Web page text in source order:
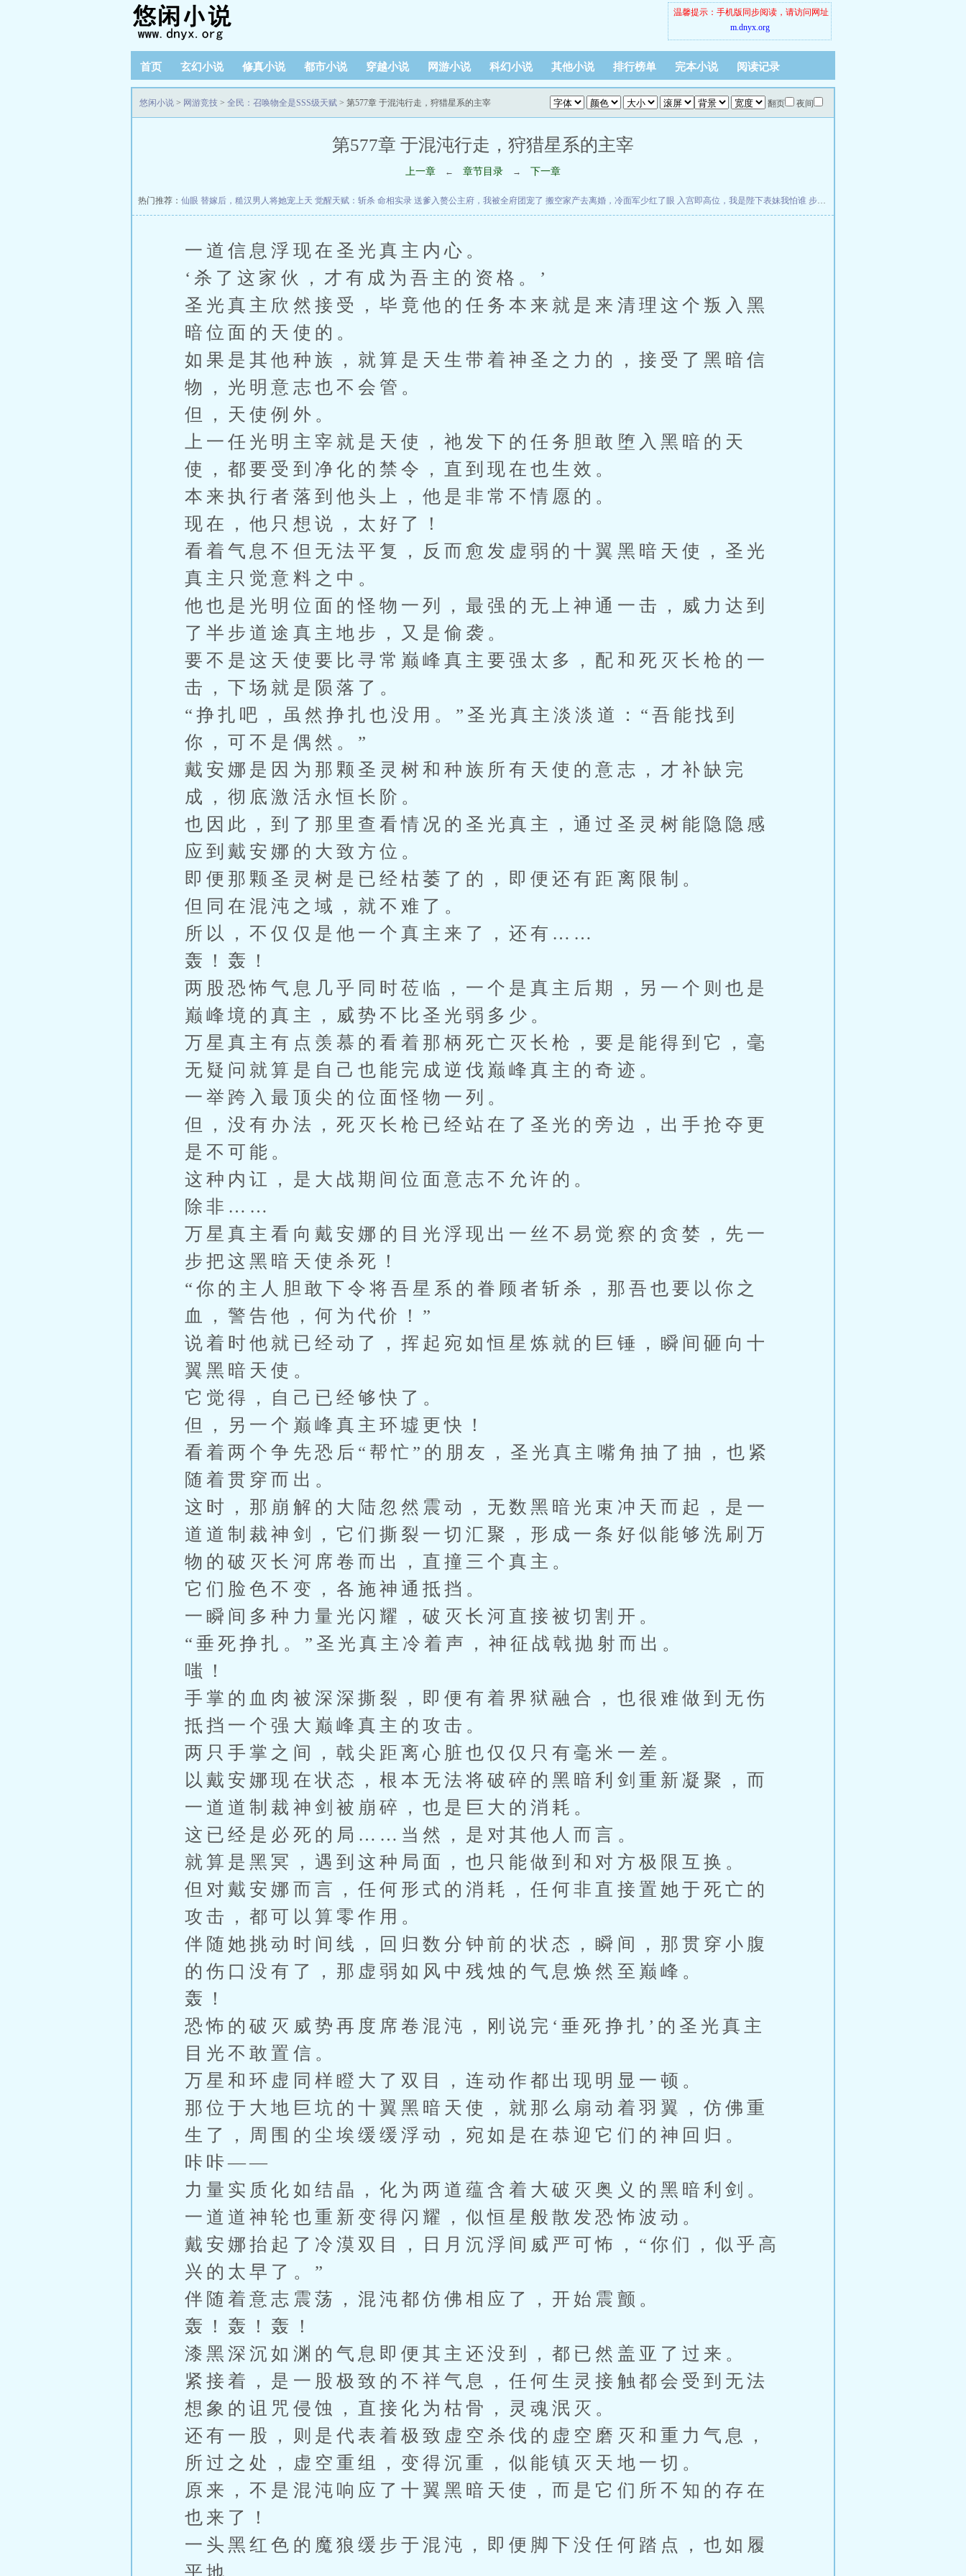
温馨提示：手机版同步阅读，请访问网址
m.dnyx.org
首页 玄幻小说 修真小说 都市小说 穿越小说 网游小说 科幻小说 其他小说 排行榜单 完本小说 阅读记录
翻页 夜间
悠闲小说 > 网游竞技 > 全民：召唤物全是SSS级天赋 > 第577章 于混沌行走，狩猎星系的主宰
第577章 于混沌行走，狩猎星系的主宰
上一章 ← 章节目录 → 下一章
热门推荐： 仙眼 替嫁后，糙汉男人将她宠上天 觉醒天赋：斩杀 命相实录 送爹入赘公主府，我被全府团宠了 搬空家产去离婚，冷面军少红了眼 入宫即高位，我是陛下表妹我怕谁 步战骑士劳伦斯的赎罪之旅
一道信息浮现在圣光真主内心。
‘杀了这家伙，才有成为吾主的资格。’
圣光真主欣然接受，毕竟他的任务本来就是来清理这个叛入黑
暗位面的天使的。
如果是其他种族，就算是天生带着神圣之力的，接受了黑暗信
物，光明意志也不会管。
但，天使例外。
上一任光明主宰就是天使，祂发下的任务胆敢堕入黑暗的天
使，都要受到净化的禁令，直到现在也生效。
本来执行者落到他头上，他是非常不情愿的。
现在，他只想说，太好了！
看着气息不但无法平复，反而愈发虚弱的十翼黑暗天使，圣光
真主只觉意料之中。
他也是光明位面的怪物一列，最强的无上神通一击，威力达到
了半步道途真主地步，又是偷袭。
要不是这天使要比寻常巅峰真主要强太多，配和死灭长枪的一
击，下场就是陨落了。
“挣扎吧，虽然挣扎也没用。”圣光真主淡淡道：“吾能找到
你，可不是偶然。”
戴安娜是因为那颗圣灵树和种族所有天使的意志，才补缺完
成，彻底激活永恒长阶。
也因此，到了那里查看情况的圣光真主，通过圣灵树能隐隐感
应到戴安娜的大致方位。
即便那颗圣灵树是已经枯萎了的，即便还有距离限制。
但同在混沌之域，就不难了。
所以，不仅仅是他一个真主来了，还有……
轰！轰！
两股恐怖气息几乎同时莅临，一个是真主后期，另一个则也是
巅峰境的真主，威势不比圣光弱多少。
万星真主有点羡慕的看着那柄死亡灭长枪，要是能得到它，毫
无疑问就算是自己也能完成逆伐巅峰真主的奇迹。
一举跨入最顶尖的位面怪物一列。
但，没有办法，死灭长枪已经站在了圣光的旁边，出手抢夺更
是不可能。
这种内讧，是大战期间位面意志不允许的。
除非……
万星真主看向戴安娜的目光浮现出一丝不易觉察的贪婪，先一
步把这黑暗天使杀死！
“你的主人胆敢下令将吾星系的眷顾者斩杀，那吾也要以你之
血，警告他，何为代价！”
说着时他就已经动了，挥起宛如恒星炼就的巨锤，瞬间砸向十
翼黑暗天使。
它觉得，自己已经够快了。
但，另一个巅峰真主环墟更快！
看着两个争先恐后“帮忙”的朋友，圣光真主嘴角抽了抽，也紧
随着贯穿而出。
这时，那崩解的大陆忽然震动，无数黑暗光束冲天而起，是一
道道制裁神剑，它们撕裂一切汇聚，形成一条好似能够洗刷万
物的破灭长河席卷而出，直撞三个真主。
它们脸色不变，各施神通抵挡。
一瞬间多种力量光闪耀，破灭长河直接被切割开。
“垂死挣扎。”圣光真主冷着声，神征战戟抛射而出。
嗤！
手掌的血肉被深深撕裂，即便有着界狱融合，也很难做到无伤
抵挡一个强大巅峰真主的攻击。
两只手掌之间，戟尖距离心脏也仅仅只有毫米一差。
以戴安娜现在状态，根本无法将破碎的黑暗利剑重新凝聚，而
一道道制裁神剑被崩碎，也是巨大的消耗。
这已经是必死的局……当然，是对其他人而言。
就算是黑冥，遇到这种局面，也只能做到和对方极限互换。
但对戴安娜而言，任何形式的消耗，任何非直接置她于死亡的
攻击，都可以算零作用。
伴随她挑动时间线，回归数分钟前的状态，瞬间，那贯穿小腹
的伤口没有了，那虚弱如风中残烛的气息焕然至巅峰。
轰！
恐怖的破灭威势再度席卷混沌，刚说完‘垂死挣扎’的圣光真主
目光不敢置信。
万星和环虚同样瞪大了双目，连动作都出现明显一顿。
那位于大地巨坑的十翼黑暗天使，就那么扇动着羽翼，仿佛重
生了，周围的尘埃缓缓浮动，宛如是在恭迎它们的神回归。
咔咔——
力量实质化如结晶，化为两道蕴含着大破灭奥义的黑暗利剑。
一道道神轮也重新变得闪耀，似恒星般散发恐怖波动。
戴安娜抬起了冷漠双目，日月沉浮间威严可怖，“你们，似乎高
兴的太早了。”
伴随着意志震荡，混沌都仿佛相应了，开始震颤。
轰！轰！轰！
漆黑深沉如渊的气息即便其主还没到，都已然盖亚了过来。
紧接着，是一股极致的不祥气息，任何生灵接触都会受到无法
想象的诅咒侵蚀，直接化为枯骨，灵魂泯灭。
还有一股，则是代表着极致虚空杀伐的虚空磨灭和重力气息，
所过之处，虚空重组，变得沉重，似能镇灭天地一切。
原来，不是混沌响应了十翼黑暗天使，而是它们所不知的存在
也来了！
一头黑红色的魔狼缓步于混沌，即便脚下没任何踏点，也如履
平地。